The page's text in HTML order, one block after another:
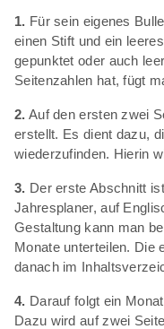
1. Für sein eigenes
einen Stift und ein
gepunktet oder auch
Seitenzahlen hat, fügt
2. Auf den ersten zwei
erstellt. Es dient dazu,
wiederzufinden. Hierin
3. Der erste Abschnitt
Jahresplaner, auf
Gestaltung kann man
Monate unterteilen. Die
danach im
4. Darauf folgt ein
Dazu wird auf zwei